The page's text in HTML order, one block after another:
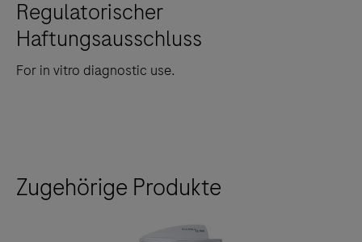
Regulatorischer
Haftungsausschluss
For in vitro diagnostic use.
Zugehörige Produkte